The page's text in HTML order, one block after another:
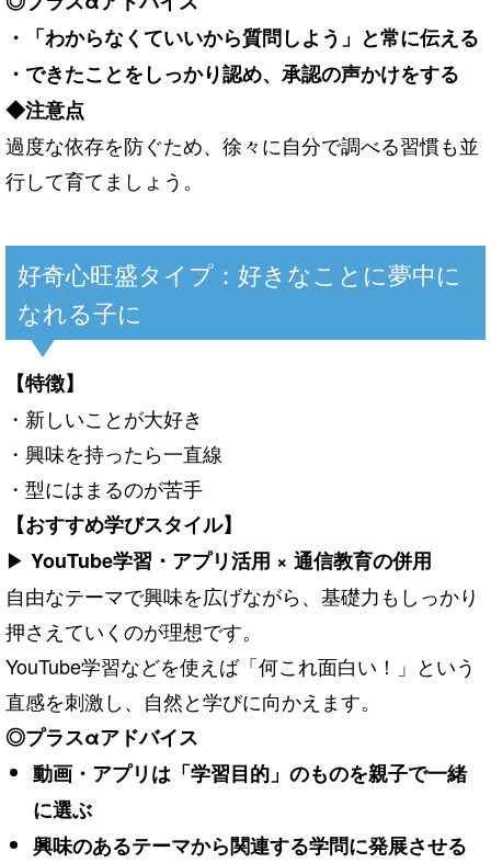
・「わからなくていいから質問しよう」と常に伝える
・できたことをしっかり認め、承認の声かけをする
◆注意点
過度な依存を防ぐため、徐々に自分で調べる習慣も並
行して育てましょう。
好奇心旺盛タイプ：好きなことに夢中に
なれる子に
【特徴】
・新しいことが大好き
・興味を持ったら一直線
・型にはまるのが苦手
【おすすめ学びスタイル】
▶ YouTube学習・アプリ活用 × 通信教育の併用
自由なテーマで興味を広げながら、基礎力もしっかり
押さえていくのが理想です。
YouTube学習などを使えば「何これ面白い！」という
直感を刺激し、自然と学びに向かえます。
◎プラスαアドバイス
動画・アプリは「学習目的」のものを親子で一緒
に選ぶ
興味のあるテーマから関連する学問に発展させる